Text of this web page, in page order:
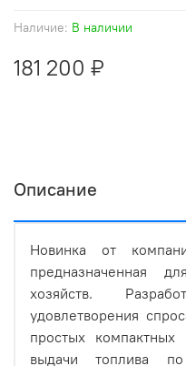
Наличие: В наличии
181 200 ₽
Описание
Новинка от
предназначенная
хозяйств.
удовлетворения
простых
выдачи топлива